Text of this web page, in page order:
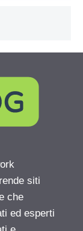
siti
che
ed esperti